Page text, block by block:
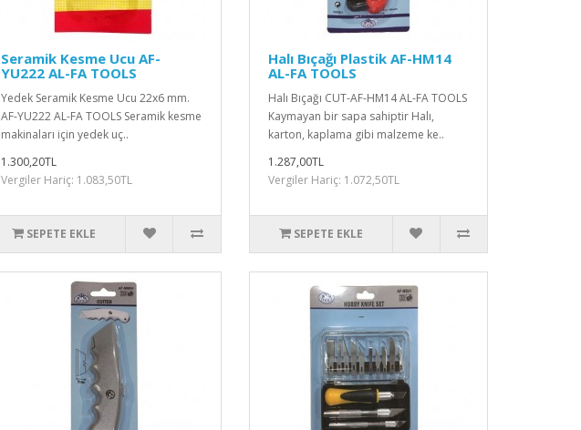
Seramik Kesme Ucu AF-
YU222 AL-FA TOOLS
Yedek Seramik Kesme Ucu 22x6 mm.
AF-YU222 AL-FA TOOLS Seramik kesme
makinaları için yedek uç..
1.300,20TL
Vergiler Hariç: 1.083,50TL
SEPETE EKLE
Halı Bıçağı Plastik AF-HM14
AL-FA TOOLS
Halı Bıçağı CUT-AF-HM14 AL-FA TOOLS
Kaymayan bir sapa sahiptir Halı,
karton, kaplama gibi malzeme ke..
1.287,00TL
Vergiler Hariç: 1.072,50TL
SEPETE EKLE